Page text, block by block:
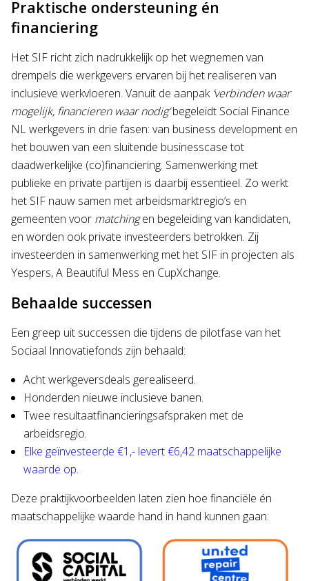
Praktische ondersteuning én
financiering
Het SIF richt zich nadrukkelijk op het wegnemen van
drempels die werkgevers ervaren bij het realiseren van
inclusieve werkvloeren. Vanuit de aanpak ‘verbinden waar
mogelijk, financieren waar nodig’begeleidt Social Finance
NL werkgevers in drie fasen: van business development en
het bouwen van een sluitende businesscase tot
daadwerkelijke (co)financiering. Samenwerking met
publieke en private partijen is daarbij essentieel. Zo werkt
het SIF nauw samen met arbeidsmarktregio’s en
gemeenten voor matchingen begeleiding van kandidaten,
en worden ook private investeerders betrokken. Zij
investeerden in samenwerking met het SIF in projecten als
Yespers, A Beautiful Mess en CupXchange.
Behaalde successen
Een greep uit successen die tijdens de pilotfase van het
Sociaal Innovatiefonds zijn behaald:
Acht werkgeversdeals gerealiseerd.
Honderden nieuwe inclusieve banen.
Twee resultaatfinancieringsafspraken met de
arbeidsregio.
Elke geïnvesteerde €1,- levert €6,42 maatschappelijke
waarde op.
Deze praktijkvoorbeelden laten zien hoe financiële én
maatschappelijke waarde hand in hand kunnen gaan: